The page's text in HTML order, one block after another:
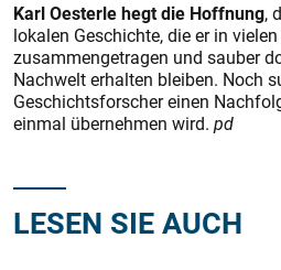
Karl Oesterle hegt die Hoffnung,
lokalen Geschichte, die er in
zusammengetragen und sauber
Nachwelt erhalten bleiben. Noch
Geschichtsforscher einen
einmal übernehmen wird. pd
LESEN SIE AUCH